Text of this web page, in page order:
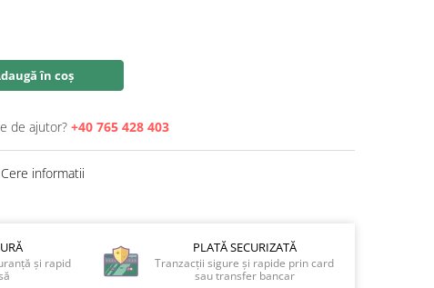
în coș
de ajutor? +40 765 428 403
Cere informatii
și rapid
PLATĂ SECURIZATĂ
Tranzacții sigure și rapide prin card
sau transfer bancar